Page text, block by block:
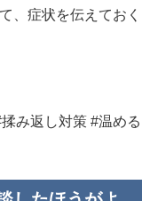
、症状を伝えておく
み返し対策 #温める